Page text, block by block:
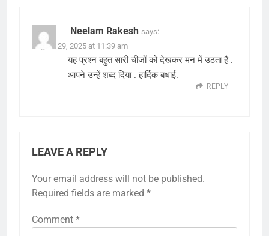
Neelam Rakesh says:
August 29, 2025 at 11:39 am
यह प्रश्न बहुत सारी चीजों को देखकर मन में उठता है .
आपने उन्हें शब्द दिया . हार्दिक बधाई.
REPLY
LEAVE A REPLY
Your email address will not be published.
Required fields are marked *
Comment *